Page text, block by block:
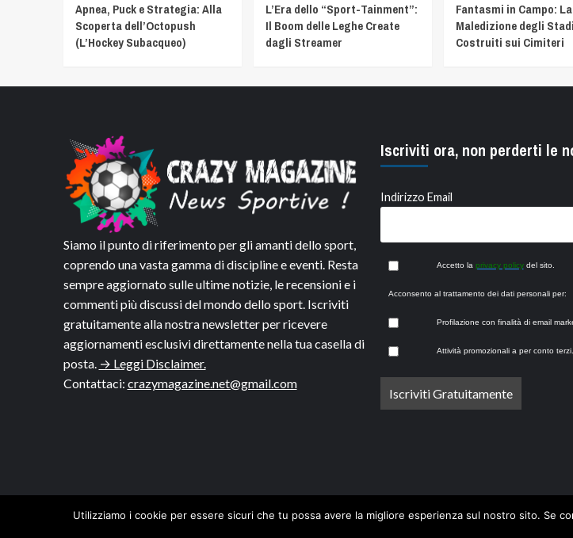
Apnea, Puck e Strategia: Alla
Scoperta dell’Octopush
(L’Hockey Subacqueo)
L’Era dello “Sport-Tainment”:
Il Boom delle Leghe Create
dagli Streamer
Fantasmi in Campo: La
Maledizione degli Stadi
Costruiti sui Cimiteri
Siamo il punto di riferimento per gli amanti dello sport,
coprendo una vasta gamma di discipline e eventi. Resta
sempre aggiornato sulle ultime notizie, le recensioni e i
commenti più discussi del mondo dello sport. Iscriviti
gratuitamente alla nostra newsletter per ricevere
aggiornamenti esclusivi direttamente nella tua casella di
posta. → Leggi Disclaimer.
Contattaci: crazymagazine.net@gmail.com
Iscriviti ora, non perderti le
Indirizzo Email
Accetto la privacy policydel sito.
Acconsento al trattamento dei dati personali per:
Profilazione con finalità di email
Attività promozionali a per conto terzi.
Utilizziamo i cookie per essere sicuri che tu possa avere la migliore esperienza sul nostro sito. Se